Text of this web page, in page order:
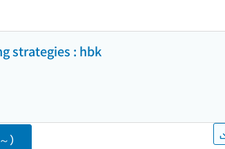
strategies : hbk